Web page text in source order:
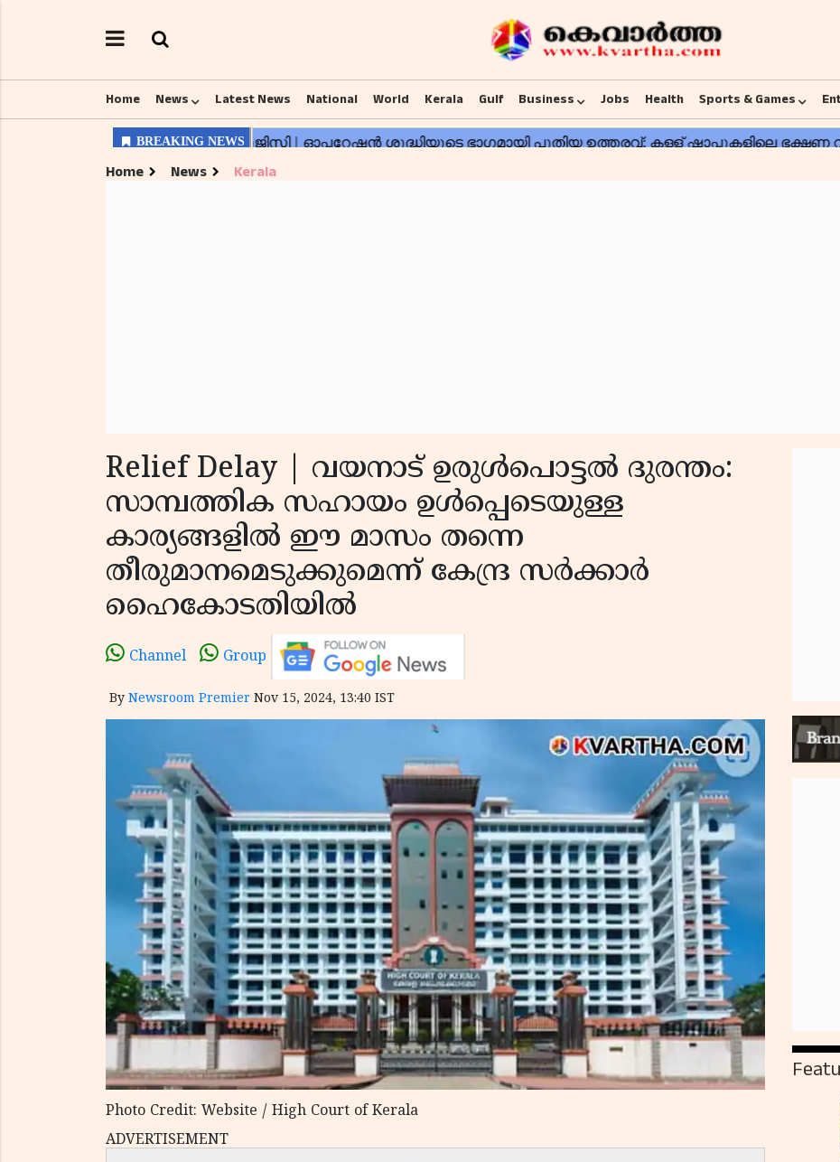
Home News Latest News National World Kerala Gulf Business Jobs Health Sports & Games
Home News Kerala
Relief Delay | വയനാട് ഉരുള്‍പൊട്ടല്‍ ദുരന്തം:
സാമ്പത്തിക സഹായം ഉള്‍പ്പെടെയുള്ള
കാര്യങ്ങളില്‍ ഈ മാസം തന്നെ
തീരുമാനമെടുക്കുമെന്ന് കേന്ദ്ര സര്‍ക്കാര്‍
ഹൈകോടതിയില്‍
Channel Group
By Newsroom Premier Nov 15, 2024, 13:40 IST
Photo Credit: Website / High Court of Kerala
ADVERTISEMENT